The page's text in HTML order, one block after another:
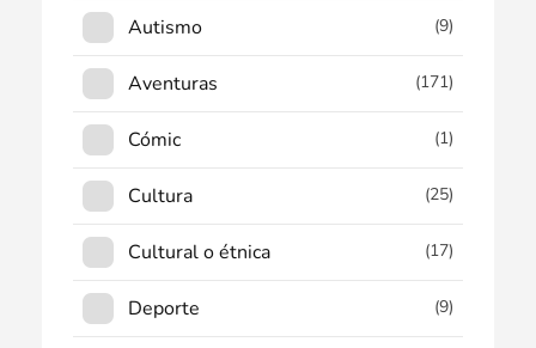
Autismo (9)
Aventuras (171)
Cómic (1)
Cultura (25)
Cultural o étnica (17)
Deporte (9)